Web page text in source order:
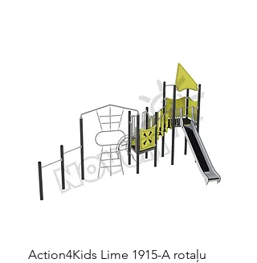
Action4Kids Lime 1915-A rotaļu